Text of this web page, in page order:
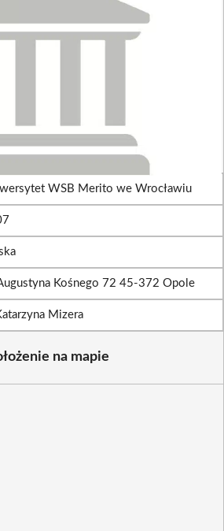
WSB Merito we Wrocławiu
Kośnego 72 45-372 Opole
Mizera
na mapie